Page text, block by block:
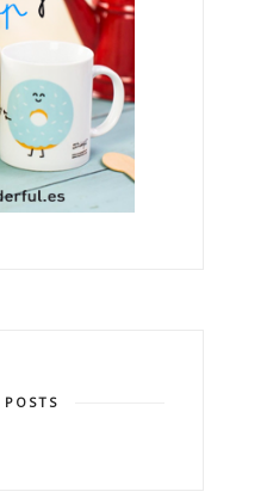
POSTS